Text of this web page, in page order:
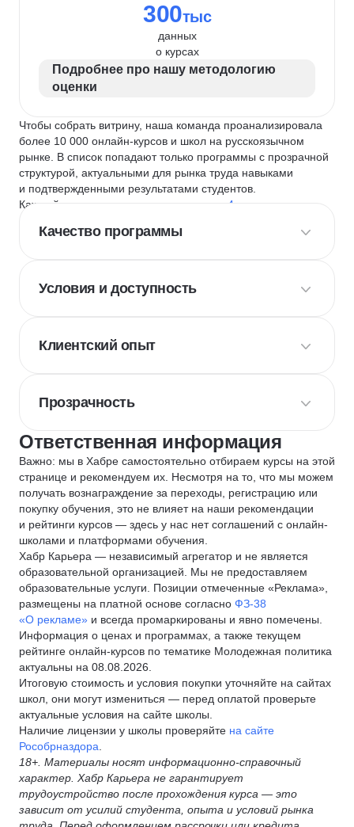
300тыс
данных
о курсах
Подробнее про нашу методологию
оценки
Чтобы собрать витрину, наша команда проанализировала
более 10 000 онлайн-курсов и школ на русскоязычном
рынке. В список попадают только программы с прозрачной
структурой, актуальными для рынка труда навыками
и подтвержденными результатами студентов.
Каждый курс и школу мы оцениваем по
4 критериям
Качество программы
Условия и доступность
Клиентский опыт
Прозрачность
Ответственная информация
Важно: мы в Хабре самостоятельно отбираем курсы на этой
странице и рекомендуем их. Несмотря на то, что мы можем
получать вознаграждение за переходы, регистрацию или
покупку обучения, это не влияет на наши рекомендации
и рейтинги курсов — здесь у нас нет соглашений с онлайн-
школами и платформами обучения.
Хабр Карьера — независимый агрегатор и не является
образовательной организацией. Мы не предоставляем
образовательные услуги. Позиции отмеченные «Реклама»,
размещены на платной основе согласно ФЗ-38
«О рекламе» и всегда промаркированы и явно помечены.
Информация о ценах и программах, а также текущем
рейтинге онлайн-курсов по тематике Молодежная политика
актуальны на 08.08.2026.
Итоговую стоимость и условия покупки уточняйте на сайтах
школ, они могут измениться — перед оплатой проверьте
актуальные условия на сайте школы.
Наличие лицензии у школы проверяйте на сайте
Рособрназдора
18+. Материалы носят информационно-справочный
характер. Хабр Карьера не гарантирует
трудоустройство после прохождения курса — это
зависит от усилий студента, опыта и условий рынка